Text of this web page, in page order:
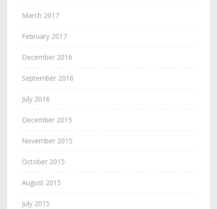
March 2017
February 2017
December 2016
September 2016
July 2016
December 2015
November 2015
October 2015
August 2015
July 2015